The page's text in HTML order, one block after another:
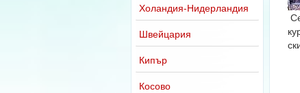
Холандия-Нидерландия
Швейцария
Кипър
Косово